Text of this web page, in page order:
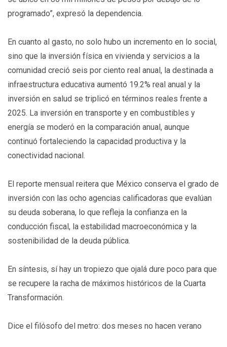
programado”, expresó la dependencia.
En cuanto al gasto, no solo hubo un incremento en lo social,
sino que la inversión física en vivienda y servicios a la
comunidad creció seis por ciento real anual, la destinada a
infraestructura educativa aumentó 19.2% real anual y la
inversión en salud se triplicó en términos reales frente a
2025. La inversión en transporte y en combustibles y
energía se moderó en la comparación anual, aunque
continuó fortaleciendo la capacidad productiva y la
conectividad nacional.
El reporte mensual reitera que México conserva el grado de
inversión con las ocho agencias calificadoras que evalúan
su deuda soberana, lo que refleja la confianza en la
conducción fiscal, la estabilidad macroeconómica y la
sostenibilidad de la deuda pública.
En síntesis, sí hay un tropiezo que ojalá dure poco para que
se recupere la racha de máximos históricos de la Cuarta
Transformación.
Dice el filósofo del metro: dos meses no hacen verano